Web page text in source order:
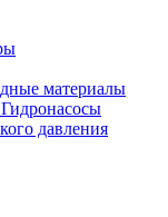
материалы
давления